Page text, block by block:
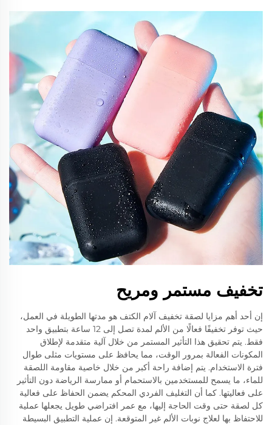
تخفيف مستمر ومريح
إن أحد أهم مزايا لصقة تخفيف آلام الكتف هو مدتها الطويلة في العمل،
حيث توفر تخفيفًا فعالًا من الألم لمدة تصل إلى 12 ساعة بتطبيق واحد
فقط. يتم تحقيق هذا التأثير المستمر من خلال آلية متقدمة لإطلاق
المكونات الفعالة بمرور الوقت، مما يحافظ على مستويات مثلى طوال
فترة الاستخدام. يتم إضافة راحة أكبر من خلال خاصية مقاومة اللصقة
للماء، ما يسمح للمستخدمين بالاستحمام أو ممارسة الرياضة دون التأثير
على فعاليتها. كما أن التغليف الفردي المحكم يضمن الحفاظ على فعالية
كل لصقة حتى وقت الحاجة إليها، مع عمر افتراضي طويل يجعلها عملية
للاحتفاظ بها لعلاج نوبات الألم غير المتوقعة. إن عملية التطبيق البسيطة